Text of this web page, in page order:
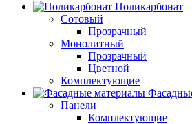
Поликарбонат
Сотовый
Прозрачный
Монолитный
Прозрачный
Цветной
Комплектующие
Панели
Комплектующие